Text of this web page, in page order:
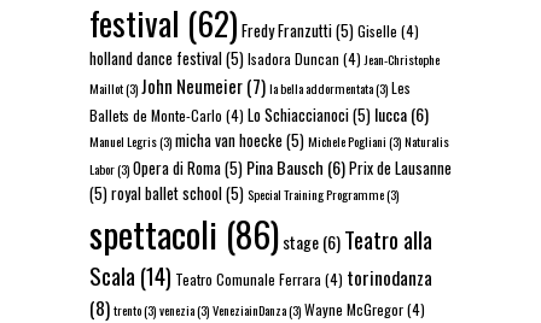
festival (62) Fredy Franzutti(5)Giselle (4)
holland dance festival(5)Isadora Duncan (4) Jean-Christophe
Maillot(3)John Neumeier(7)la bella addormentata(3)Les
Ballets de Monte-Carlo (4) Lo Schiaccianoci(5) lucca(6)
Manuel Legris(3)micha van hoecke(5)Michele Pogliani(3)Naturalis
Labor(3)Opera di Roma(5) Pina Bausch (6)Prix de Lausanne
(5)royal ballet school(5)Special Training Programme(3)
spettacoli (86)stage(6)Teatro alla
Scala (14) Teatro Comunale Ferrara(4) torinodanza
(8)trento(3)venezia(3)VeneziainDanza(3)Wayne McGregor(4)